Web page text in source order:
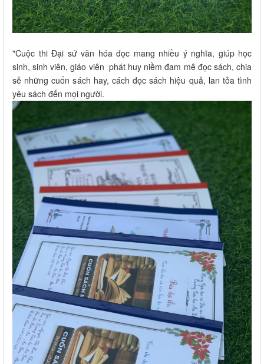
"Cuộc thi Đại sứ văn hóa đọc mang nhiều ý nghĩa, giúp học
sinh, sinh viên, giáo viên phát huy niềm đam mê đọc sách, chia
sẻ những cuốn sách hay, cách đọc sách hiệu quả, lan tỏa tình
yêu sách đến mọi người.